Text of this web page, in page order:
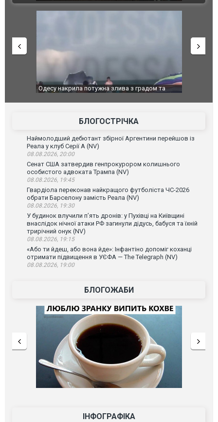
Одесу накрила потужна злива з градом та
Вже вивели
БЛОГОСТРІЧКА
Наймолодший дебютант збірної Аргентини перейшов із
Реала у клуб Серії А (NV)
08.08.2026, 20:00
Сенат США затвердив генпрокурором колишнього
особистого адвоката Трампа (NV)
08.08.2026, 19:45
Гвардіола переконав найкращого футболіста ЧС-2026
обрати Барселону замість Реала (NV)
08.08.2026, 19:30
У будинок влучили п’ять дронів: у Пухівці на Київщині
внаслідок нічної атаки РФ загинули дідусь, бабуся та їхній
трирічний онук (NV)
08.08.2026, 19:15
«Або ти йдеш, або вона йде»: Інфантіно допоміг коханці
отримати підвищення в УЄФА — The Telegraph (NV)
08.08.2026, 19:00
БЛОГОЖАБИ
ІНФОГРАФІКА